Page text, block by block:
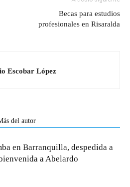
Becas para estudios
profesionales en Risaralda
Escobar López
del autor
en Barranquilla, despedida a
a Abelardo